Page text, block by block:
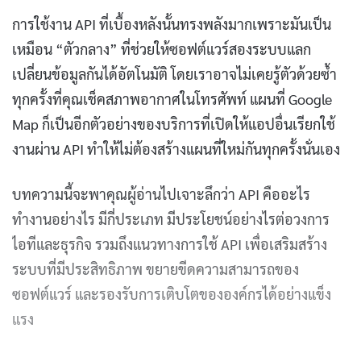
การใช้งาน API ที่เบื้องหลังนั้นทรงพลังมากเพราะมันเป็น
เหมือน “ตัวกลาง” ที่ช่วยให้ซอฟต์แวร์สองระบบแลก
เปลี่ยนข้อมูลกันได้อัตโนมัติ โดยเราอาจไม่เคยรู้ตัวด้วยซ้ำ
ทุกครั้งที่คุณเช็คสภาพอากาศในโทรศัพท์ แผนที่ Google
Map ก็เป็นอีกตัวอย่างของบริการที่เปิดให้แอปอื่นเรียกใช้
งานผ่าน API ทำให้ไม่ต้องสร้างแผนที่ใหม่กันทุกครั้งนั่นเอง
บทความนี้จะพาคุณผู้อ่านไปเจาะลึกว่า API คืออะไร
ทำงานอย่างไร มีกี่ประเภท มีประโยชน์อย่างไรต่อวงการ
ไอทีและธุรกิจ รวมถึงแนวทางการใช้ API เพื่อเสริมสร้าง
ระบบที่มีประสิทธิภาพ ขยายขีดความสามารถของ
ซอฟต์แวร์ และรองรับการเติบโตขององค์กรได้อย่างแข็ง
แรง